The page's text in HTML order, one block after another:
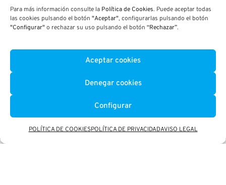
Para más información consulte la Política de Cookies. Puede aceptar todas
las cookies pulsando el botón "Aceptar", configurarlas pulsando el botón
"Configurar"o rechazar su uso pulsando el botón “Rechazar”.
Aceptar cookies
Denegar cookies
Configurar
POLÍTICA DE COOKIESPOLÍTICA DE PRIVACIDADAVISO LEGAL
de mayor detalle
como las vallas
perimetrales y se
un cuadro de control
independiente por